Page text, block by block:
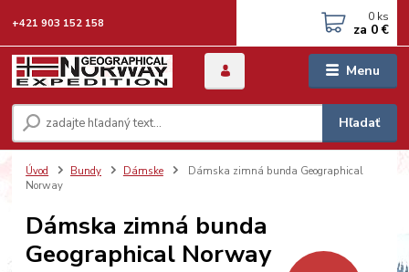
Menu
Hľadať
+421 903 152 158 0 ks
za 0 €
Úvod Bundy Dámske
Dámska zimná bunda Geographical
Norway
Dámska zimná bunda
Geographical Norway